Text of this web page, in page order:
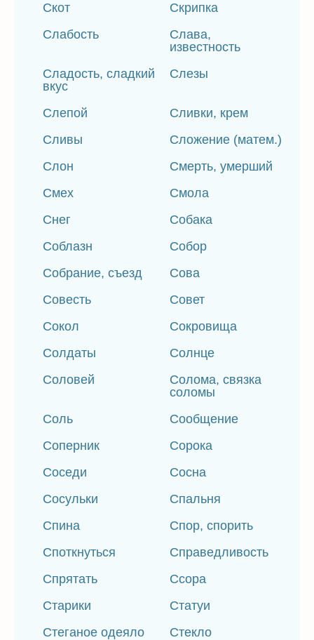
Скот
Скрипка
Слабость
Слава,
известность
Сладость, сладкий
вкус
Слезы
Слепой
Сливки, крем
Сливы
Сложение (матем.)
Слон
Смерть, умерший
Смех
Смола
Снег
Собака
Соблазн
Собор
Собрание, съезд
Сова
Совесть
Совет
Сокол
Сокровища
Солдаты
Солнце
Соловей
Солома, связка
соломы
Соль
Сообщение
Соперник
Сорока
Соседи
Сосна
Сосульки
Спальня
Спина
Спор, спорить
Споткнуться
Справедливость
Спрятать
Ссора
Старики
Статуи
Стеганое одеяло
Стекло